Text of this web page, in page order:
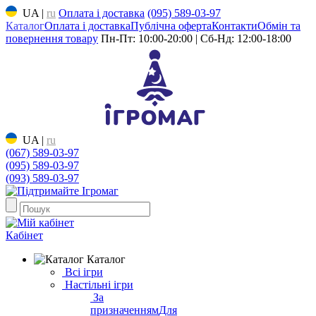
UA | ru Оплата і доставка (095) 589-03-97
КаталогОплата і доставкаПублічна офертаКонтактиОбмін та
повернення товару Пн-Пт: 10:00-20:00 | Сб-Нд: 12:00-18:00
UA | ru
(067) 589-03-97
(095) 589-03-97
(093) 589-03-97
Кабінет
Каталог
Всі ігри
Настільні ігри
За
призначеннямДля